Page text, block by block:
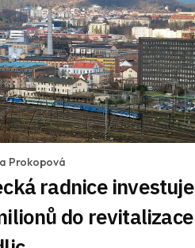
Prokopová
radnice investuje
do revitalizace